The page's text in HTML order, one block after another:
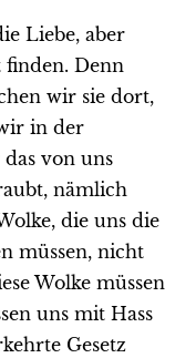
Liebe, aber
Denn
wir sie dort,
in der
von uns
nämlich
die uns die
müssen, nicht
Wolke müssen
uns mit Hass
Gesetz